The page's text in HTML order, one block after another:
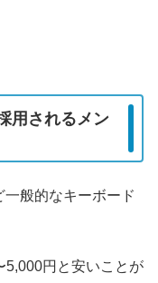
用されるメン
般的なキーボード
5,000円と安いことが